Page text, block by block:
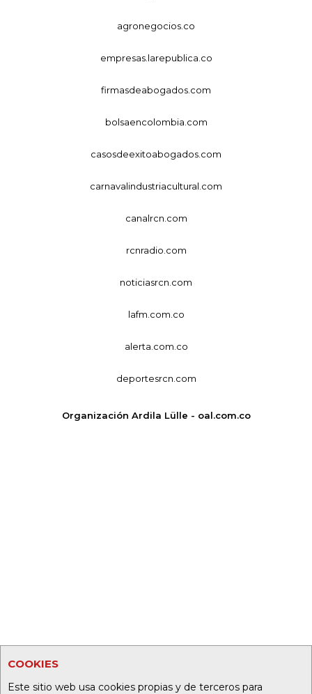
COOKIES
Este sitio web usa cookies propias y de terceros para
agronegocios.co
empresas.larepublica.co
firmasdeabogados.com
bolsaencolombia.com
casosdeexitoabogados.com
carnavalindustriacultural.com
canalrcn.com
rcnradio.com
noticiasrcn.com
lafm.com.co
alerta.com.co
deportesrcn.com
Organización Ardila Lülle - oal.com.co